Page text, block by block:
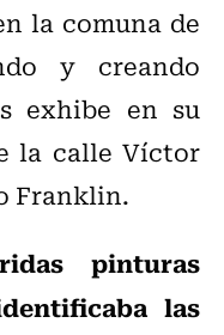
la comuna de
y creando
exhibe en su
la calle Víctor
Franklin.
pinturas
las